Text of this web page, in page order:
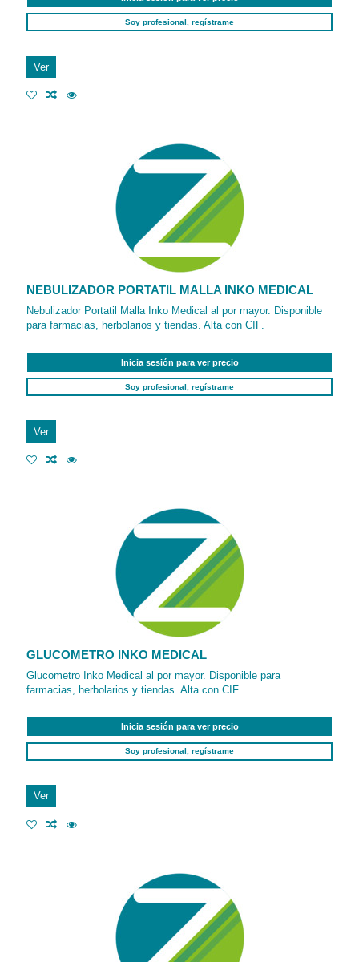
Soy profesional, regístrame
Ver
NEBULIZADOR PORTATIL MALLA INKO MEDICAL
Nebulizador Portatil Malla Inko Medical al por mayor. Disponible
para farmacias, herbolarios y tiendas. Alta con CIF.
Inicia sesión para ver precio
Soy profesional, regístrame
Ver
GLUCOMETRO INKO MEDICAL
Glucometro Inko Medical al por mayor. Disponible para
farmacias, herbolarios y tiendas. Alta con CIF.
Inicia sesión para ver precio
Soy profesional, regístrame
Ver